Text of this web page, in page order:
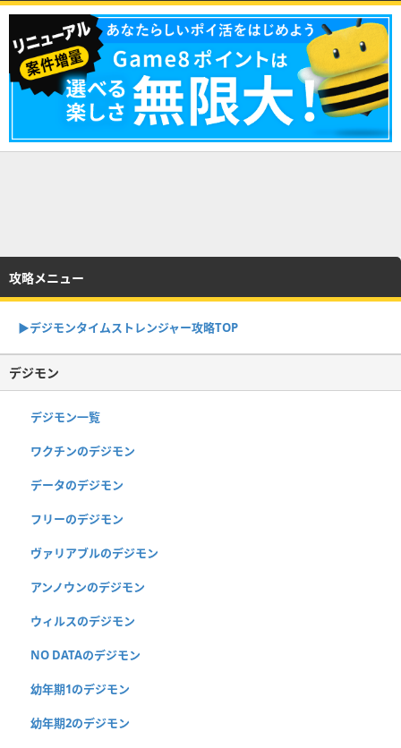
攻略メニュー
▶︎デジモンタイムストレンジャー攻略TOP
デジモン
デジモン一覧
ワクチンのデジモン
データのデジモン
フリーのデジモン
ヴァリアブルのデジモン
アンノウンのデジモン
ウィルスのデジモン
NO DATAのデジモン
幼年期1のデジモン
幼年期2のデジモン